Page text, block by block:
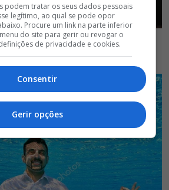
podem tratar os seus dados pessoais
legítimo, ao qual se pode opor
Procure um link na parte inferior
do site para gerir ou revogar o
de privacidade e cookies.
Consentir
Gerir opções